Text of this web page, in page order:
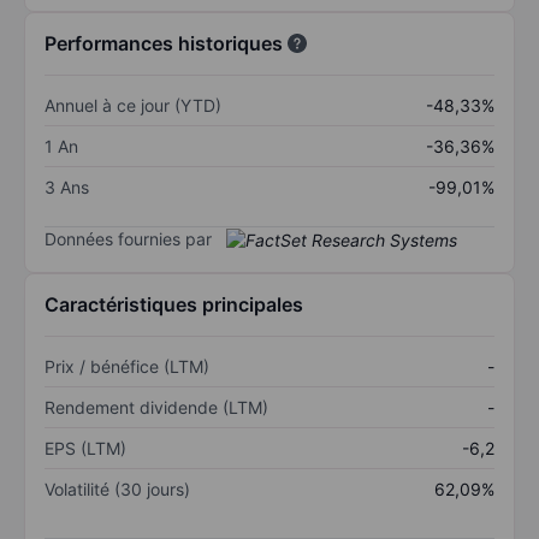
Performances historiques
Annuel à ce jour (YTD)
-48,33%
1 An
-36,36%
3 Ans
-99,01%
Données fournies par
Caractéristiques principales
Prix / bénéfice (LTM)
-
Rendement dividende (LTM)
-
EPS (LTM)
-6,2
Volatilité (30 jours)
62,09%